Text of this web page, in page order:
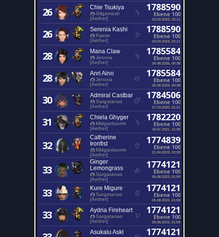
26 Chie Tsukiya
Gilgamesh
[Aether]
1788590
Ebene 100
03.03.2023, 22:11
26 Serenia Kashi
Faerie
[Aether]
1788590
Ebene 100
03.03.2023, 22:11
28 Mana Claw
Jenova
[Aether]
1785584
Ebene 100
26.08.2025, 00:38
28 Anri Aino
Jenova
[Aether]
1785584
Ebene 100
26.08.2025, 00:38
30 Admiral Castbar
Sargatanas
[Aether]
1784506
Ebene 100
27.03.2020, 21:21
31 Chiela Ghyger
Midgardsormr
[Aether]
1782220
Ebene 100
16.07.2021, 11:28
32
Catherine
Ironfist
Midgardsormr
[Aether]
1774839
Ebene 100
21.04.2023, 02:33
33
Ginger
Lemongrass
Sargatanas
[Aether]
1774121
Ebene 100
05.08.2022, 01:59
33 Kure Migure
Sargatanas
[Aether]
1774121
Ebene 100
05.08.2022, 01:59
33 Aydria Fireheart
Sargatanas
[Aether]
1774121
Ebene 100
05.08.2022, 01:59
Asukalu Askl 1774121